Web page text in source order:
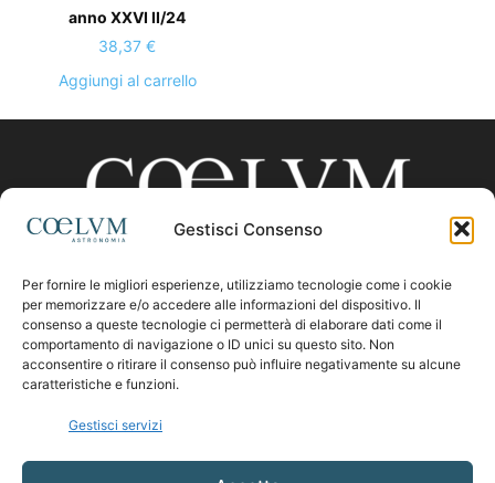
Gestisci Consenso
Per fornire le migliori esperienze, utilizziamo tecnologie come i cookie
per memorizzare e/o accedere alle informazioni del dispositivo. Il
consenso a queste tecnologie ci permetterà di elaborare dati come il
comportamento di navigazione o ID unici su questo sito. Non
acconsentire o ritirare il consenso può influire negativamente su alcune
caratteristiche e funzioni.
Gestisci servizi
anno XXVI II/24
38,37€
Aggiungi al carrello
CHI SIAMO
Contattaci:coelumastro@coelum.com